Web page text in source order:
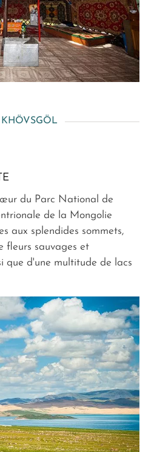
KHÖVSGÖL
du Parc National de
de la Mongolie
aux splendides sommets,
fleurs sauvages et
que d'une multitude de lacs